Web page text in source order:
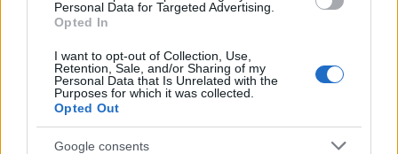
Personal Data for Targeted Advertising.
Opted In
I want to opt-out of Collection, Use,
Retention, Sale, and/or Sharing of my
Personal Data that Is Unrelated with the
Purposes for which it was collected.
Opted Out
Google consents